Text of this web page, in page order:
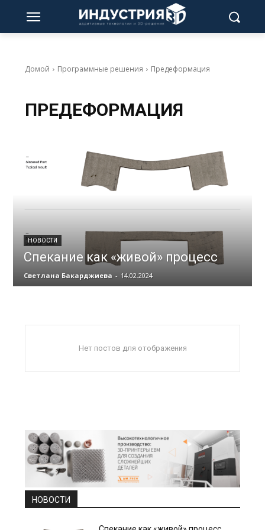
Домой Программные решения Предеформация
ПРЕДЕФОРМАЦИЯ
НОВОСТИ
Спекание как «живой» процесс
Светлана Бакарджиева - 14.02.2024
Нет постов для отображения
НОВОСТИ